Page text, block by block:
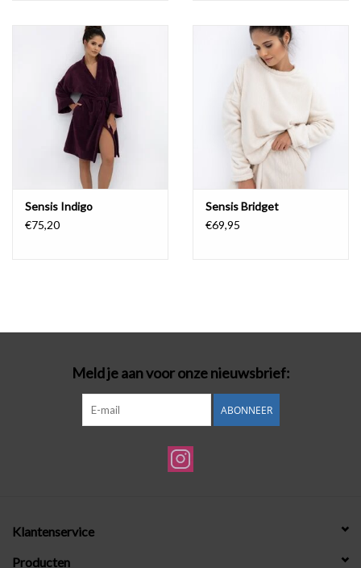
Sensis Indigo
€75,20
Sensis Bridget
€69,95
Meld je aan voor onze nieuwsbrief:
ABONNEER
Klantenservice
Producten